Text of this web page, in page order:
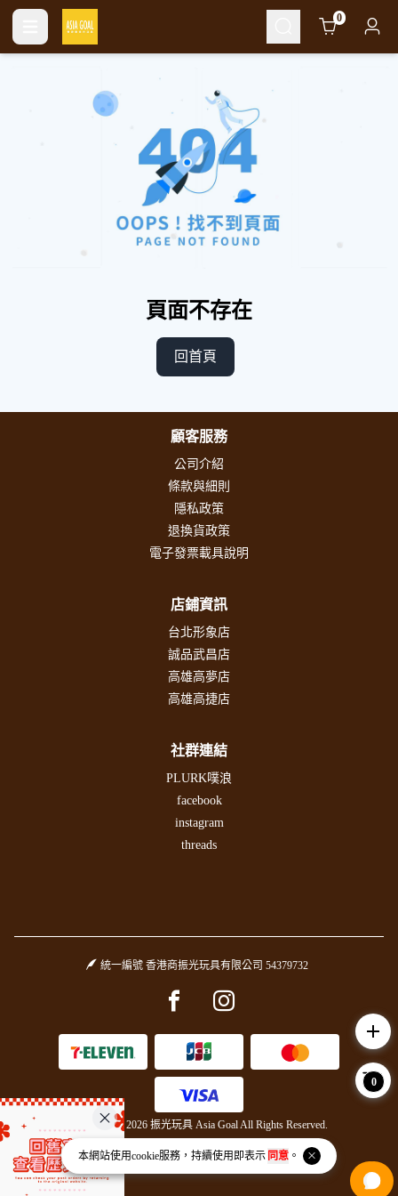
Cart 0
本網站使用cookie服務，持續使用即表示 同意。
頁面不存在
回首頁
顧客服務
公司介紹
條款與細則
隱私政策
退換貨政策
電子發票載具說明
店鋪資訊
台北形象店
誠品武昌店
高雄高夢店
高雄高捷店
社群連結
PLURK噗浪
facebook
instagram
threads
統一編號 香港商振光玩具有限公司 54379732
Facebook pageInstagram page
Copyright © 2026 振光玩具 Asia Goal All Rights Reserved.
Powered byBVSHOP.
add
0